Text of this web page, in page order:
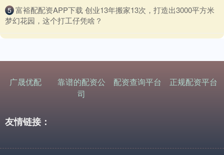
5 ​富裕配配资APP下载 创业13年搬家13次，打造出3000平方米
梦幻花园，这个打工仔凭啥？
广晟优配
靠谱的配资公
司
配资查询平台 正规配资平台
友情链接：